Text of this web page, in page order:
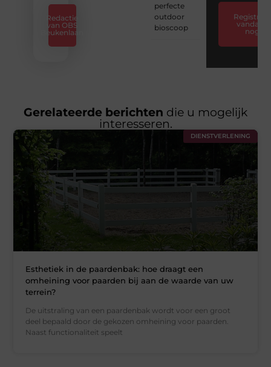
Redactie
van OBS
Beukenlaan
perfecte
outdoor
bioscoop
Registreer
vandaag
nog
Gerelateerde berichten die u mogelijk
interesseren.
DIENSTVERLENING
Esthetiek in de paardenbak: hoe draagt een
omheining voor paarden bij aan de waarde van uw
terrein?
De uitstraling van een paardenbak wordt voor een groot
deel bepaald door de gekozen omheining voor paarden.
Naast functionaliteit speelt